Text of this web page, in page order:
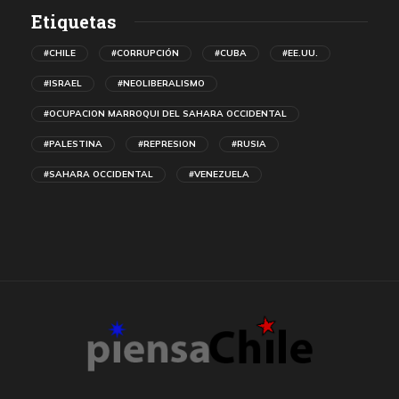
Etiquetas
#CHILE #CORRUPCIÓN #CUBA #EE.UU.
#ISRAEL #NEOLIBERALISMO
#OCUPACION MARROQUI DEL SAHARA OCCIDENTAL
#PALESTINA #REPRESION #RUSIA
#SAHARA OCCIDENTAL #VENEZUELA